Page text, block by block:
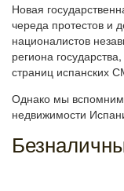
Новая
череда протестов и
националистов
региона
страниц испанских
Однако мы вспомним,
недвижимости